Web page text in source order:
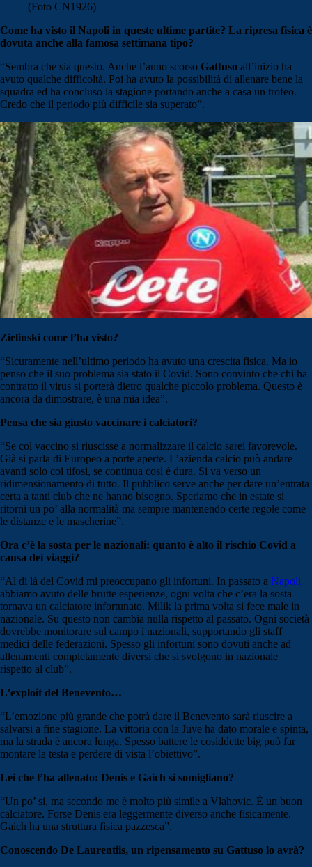
(Foto CN1926)
Come ha visto il Napoli in queste ultime partite? La ripresa fisica è
dovuta anche alla famosa settimana tipo?
“Sembra che sia questo. Anche l’anno scorso Gattuso all’inizio ha
avuto qualche difficoltà. Poi ha avuto la possibilità di allenare bene la
squadra ed ha concluso la stagione portando anche a casa un trofeo.
Credo che il periodo più difficile sia superato”.
Zielinski come l’ha visto?
“Sicuramente nell’ultimo periodo ha avuto una crescita fisica. Ma io
penso che il suo problema sia stato il Covid. Sono convinto che chi ha
contratto il virus si porterà dietro qualche piccolo problema. Questo è
ancora da dimostrare, è una mia idea”.
Pensa che sia giusto vaccinare i calciatori?
“Se col vaccino si riuscisse a normalizzare il calcio sarei favorevole.
Già si parla di Europeo a porte aperte. L’azienda calcio può andare
avanti solo coi tifosi, se continua così è dura. Si va verso un
ridimensionamento di tutto. Il pubblico serve anche per dare un’entrata
certa a tanti club che ne hanno bisogno. Speriamo che in estate si
ritorni un po’ alla normalità ma sempre mantenendo certe regole come
le distanze e le mascherine”.
Ora c’è la sosta per le nazionali: quanto è alto il rischio Covid a
causa dei viaggi?
“Al di là del Covid mi preoccupano gli infortuni. In passato a Napoli
abbiamo avuto delle brutte esperienze, ogni volta che c’era la sosta
tornava un calciatore infortunato. Milik la prima volta si fece male in
nazionale. Su questo non cambia nulla rispetto al passato. Ogni società
dovrebbe monitorare sul campo i nazionali, supportando gli staff
medici delle federazioni. Spesso gli infortuni sono dovuti anche ad
allenamenti completamente diversi che si svolgono in nazionale
rispetto al club”.
L’exploit del Benevento…
“L’emozione più grande che potrà dare il Benevento sarà riuscire a
salvarsi a fine stagione. La vittoria con la Juve ha dato morale e spinta,
ma la strada è ancora lunga. Spesso battere le cosiddette big può far
montare la testa e perdere di vista l’obiettivo”.
Lei che l’ha allenato: Denis e Gaich si somigliano?
“Un po’ si, ma secondo me è molto più simile a Vlahovic. È un buon
calciatore. Forse Denis era leggermente diverso anche fisicamente.
Gaich ha una struttura fisica pazzesca”.
Conoscendo De Laurentiis, un ripensamento su Gattuso lo avrà?